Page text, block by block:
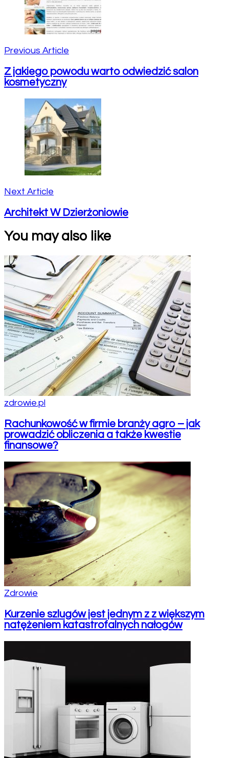
Previous Article
Z jakiego powodu warto odwiedzić salon
kosmetyczny
Next Article
Architekt W Dzierżoniowie
You may also like
zdrowie.pl
Rachunkowość w firmie branży agro – jak
prowadzić obliczenia a także kwestie
finansowe?
Zdrowie
Kurzenie szlugów jest jednym z z większym
natężeniem katastrofalnych nałogów